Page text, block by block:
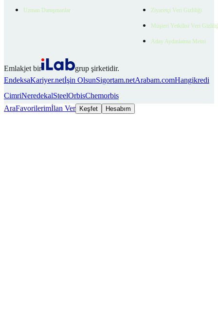
Uzman Danışmanlar Ziyaretçi Veri Gizliliği
Müşteri Yetkilisi Veri
Aday Aydınlatma Metni
Emlakjet bir
grup şirketidir.
EndeksaKariyer.netİşin OlsunSigortam.netArabam.comHangikredi
CimriNeredekalSteelOrbisChemorbis
AraFavorilerimİlan Ver Keşfet Hesabım